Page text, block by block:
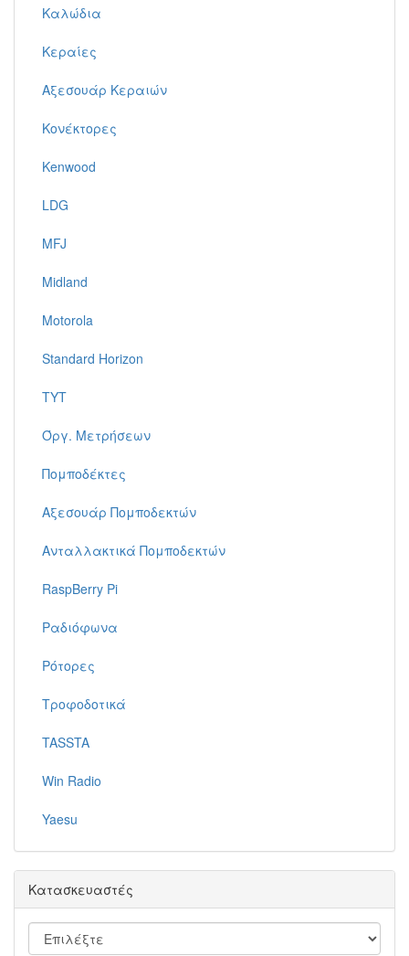
Καλώδια
Κεραίες
Αξεσουάρ Κεραιών
Κονέκτορες
Kenwood
LDG
MFJ
Midland
Motorola
Standard Horizon
TYT
Όργ. Μετρήσεων
Πομποδέκτες
Αξεσουάρ Πομποδεκτών
Ανταλλακτικά Πομποδεκτών
RaspBerry Pi
Ραδιόφωνα
Ρότορες
Τροφοδοτικά
TASSTA
Win Radio
Yaesu
Κατασκευαστές